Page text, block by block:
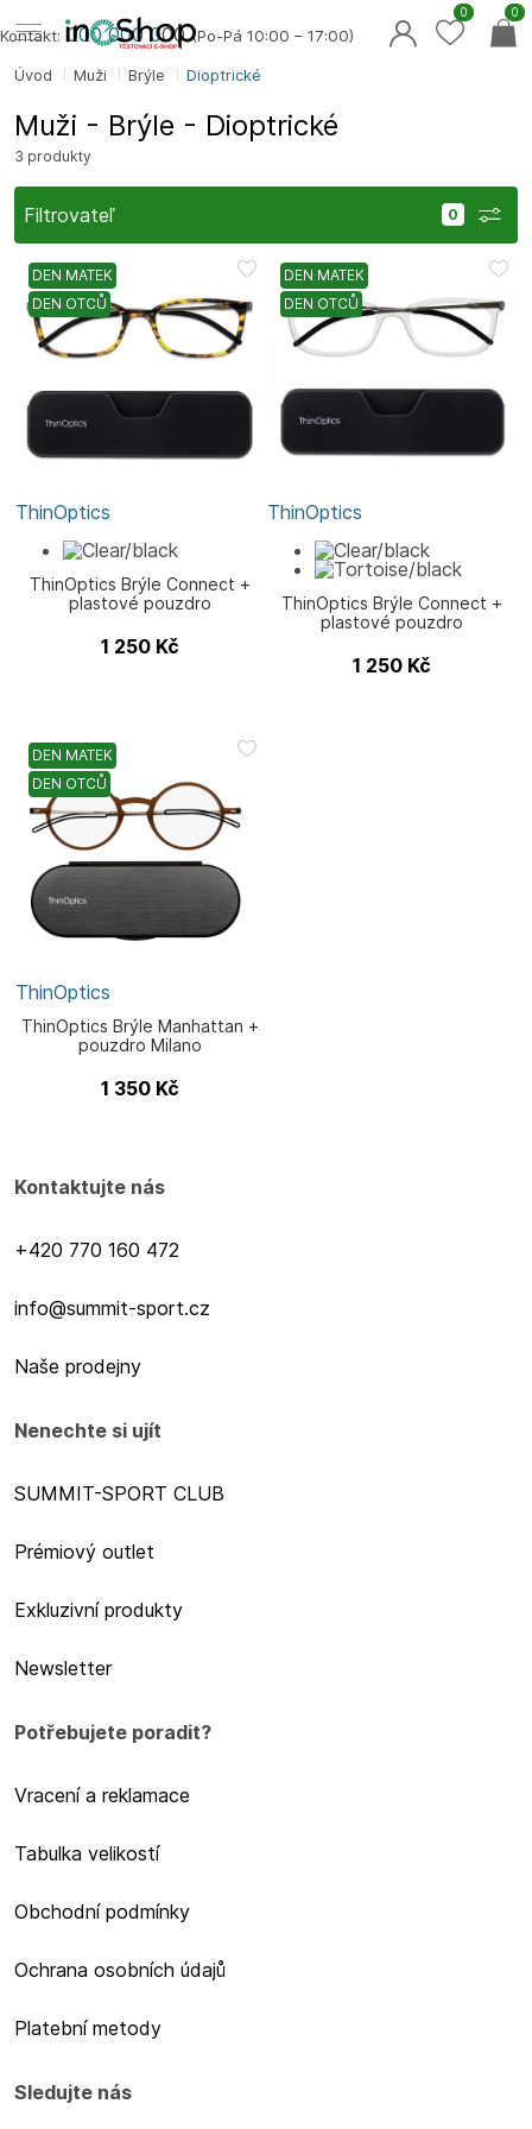
Úvod Muži Brýle Dioptrické
Muži - Brýle - Dioptrické
3 produkty
Filtrovateľ
DEN MATEK
DEN OTCŮ
ThinOptics
ThinOptics Brýle Connect +
plastové pouzdro
1 250 Kč
DEN MATEK
DEN OTCŮ
ThinOptics
ThinOptics Brýle Connect +
plastové pouzdro
1 250 Kč
DEN MATEK
DEN OTCŮ
ThinOptics
ThinOptics Brýle Manhattan +
pouzdro Milano
1 350 Kč
Kontakt: 000 000 000(Po-Pá 10:00 – 17:00)
0
0
Kontaktujte nás
+420 770 160 472
info@summit-sport.cz
Naše prodejny
Nenechte si ujít
SUMMIT-SPORT CLUB
Prémiový outlet
Exkluzivní produkty
Newsletter
Potřebujete poradit?
Vracení a reklamace
Tabulka velikostí
Obchodní podmínky
Ochrana osobních údajů
Platební metody
Sledujte nás